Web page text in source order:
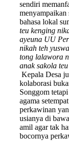
sendiri
menyampaikan
bahasa lokal
teu kenging
ayeuna UU
nikah teh
tong lalawora
anak sakola
Kepala Desa
kolaborasi
Songgom
agama
perkawinan
usianya di
amil agar tak
bocornya